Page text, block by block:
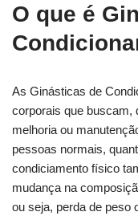
O que é
As Ginásticas de
corporais que buscam,
melhoria ou
pessoas normais,
condiciamento físico
mudança na
ou seja, perda de peso